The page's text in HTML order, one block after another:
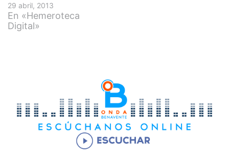
29 abril, 2013
En «Hemeroteca
Digital»